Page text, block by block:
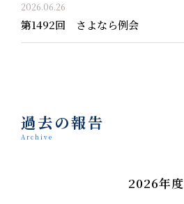
2026.06.26
第1492回 さよなら例会
過去の報告
Archive
2026年度